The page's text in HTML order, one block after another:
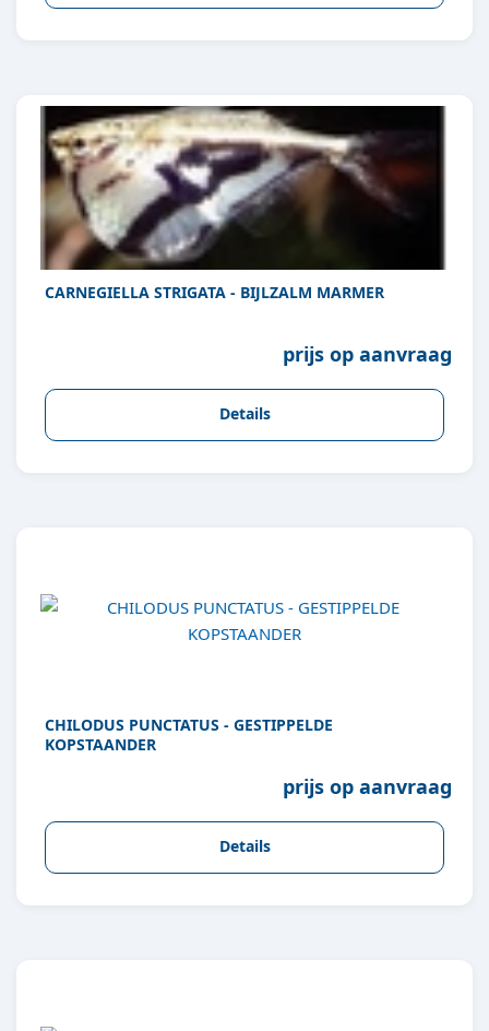
CARNEGIELLA STRIGATA - BIJLZALM MARMER
prijs op aanvraag
Details
CHILODUS PUNCTATUS - GESTIPPELDE
KOPSTAANDER
prijs op aanvraag
Details